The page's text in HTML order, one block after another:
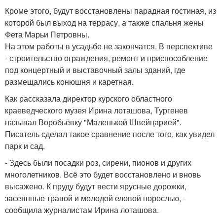
Кроме этого, будут восстановлены парадная гостиная, из
которой был выход на террасу, а также спальня жены
Фета Марьи Петровны.
На этом работы в усадьбе не закончатся. В перспективе
- строительство ограждения, ремонт и приспособление
под концертный и выставочный залы зданий, где
размещались конюшня и каретная.
Как рассказала директор курского областного
краеведческого музея Ирина лоташова, Тургенев
называл Воробьёвку "Маленькой Швейцарией".
Писатель сделал такое сравнение после того, как увидел
парк и сад.
- Здесь были посадки роз, сирени, пионов и других
многолетников. Всё это будет восстановлено и вновь
высажено. К пруду будут вести ярусные дорожки,
засеянные травой и молодой еловой порослью, -
сообщила журналистам Ирина лоташова.